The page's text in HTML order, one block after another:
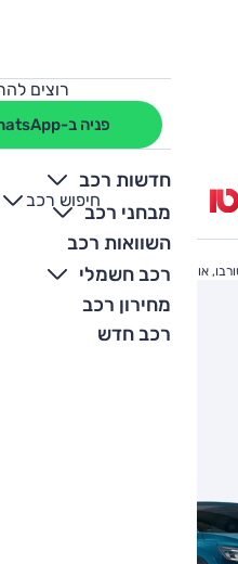
רוצים
פניה ב-WhatsApp
חדשות רכב
מבחני רכב
השוואות רכב
רכב חשמלי
מחירון רכב
רכב חדש
חיפוש רכב
+
-